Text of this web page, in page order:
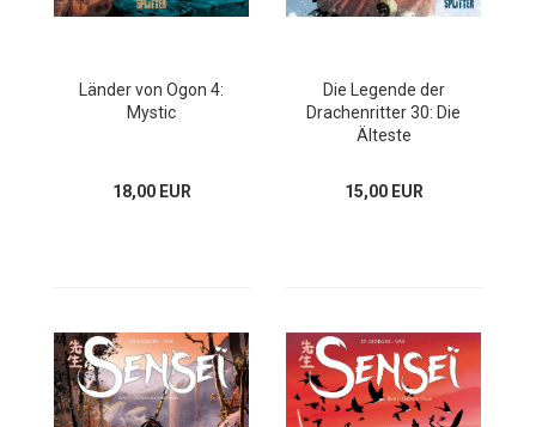
Länder von Ogon 4:
Mystic
18,00 EUR
Die Legende der
Drachenritter 30: Die
Älteste
15,00 EUR